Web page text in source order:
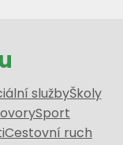
službyŠkoly
Sport
Cestovní ruch